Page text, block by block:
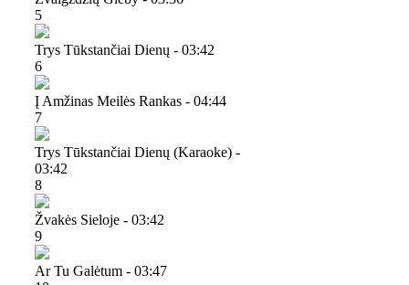
5
Trys Tūkstančiai Dienų - 03:42
6
Į Amžinas Meilės Rankas - 04:44
7
Trys Tūkstančiai Dienų (karaoke) -
03:42
8
Žvakės Sieloje - 03:42
9
Ar Tu Galėtum - 03:47